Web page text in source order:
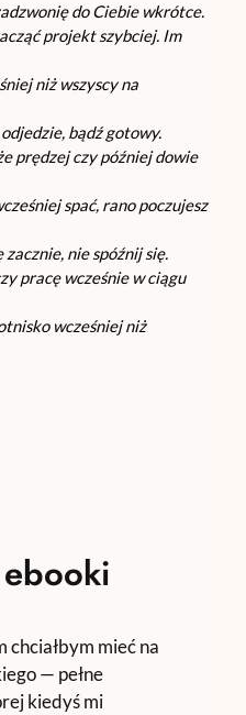
do Ciebie wkrótce.
projekt szybciej. Im
niż wszyscy na
bądź gotowy.
prędzej czy później dowie
spać, rano poczujesz
nie spóźnij się.
pracę wcześnie w ciągu
wcześniej niż
chciałbym mieć na
— pełne
kiedyś mi